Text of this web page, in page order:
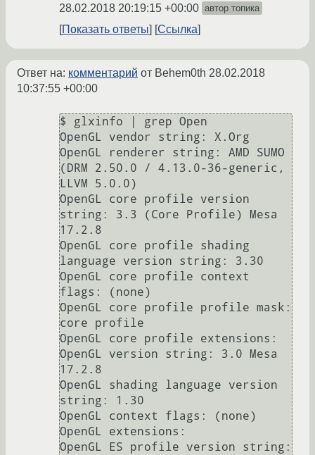
28.02.2018 20:19:15 +00:00 автор топика
Показать ответы Ссылка
Ответ на: комментарий от Behem0th 28.02.2018
10:37:55 +00:00
$ glxinfo | grep Open
OpenGL vendor string: X.Org
OpenGL renderer string: AMD SUMO
(DRM 2.50.0 / 4.13.0-36-generic,
LLVM 5.0.0)
OpenGL core profile version
string: 3.3 (Core Profile) Mesa
17.2.8
OpenGL core profile shading
language version string: 3.30
OpenGL core profile context
flags: (none)
OpenGL core profile profile mask:
core profile
OpenGL core profile extensions:
OpenGL version string: 3.0 Mesa
17.2.8
OpenGL shading language version
string: 1.30
OpenGL context flags: (none)
OpenGL extensions:
OpenGL ES profile version string: